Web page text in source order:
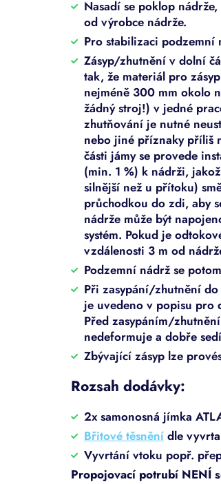
Nasadí se poklop
od výrobce nádrže.
Pro stabilizaci
Zásyp/zhutnění v dolní
tak, že materiál pro
nejméně 300 mm okolo
žádný stroj!) v jedné
zhutňování je nutné
nebo jiné příznaky příliš
části jámy se provede
(min. 1 %) k nádrži,
silnější než u přítoku)
průchodkou do zdi, aby
nádrže může být
systém. Pokud je
vzdálenosti 3 m od
Podzemní nádrž se
Při zasypání/zhutnění
je uvedeno v popisu pro
Před zasypáním/
nedeformuje a dobře
Zbývající zásyp lze
Rozsah dodávky:
2x samonosná jímka
Břitové těsnění dle
Vyvrtání vtoku popř.
Propojovací potrubí NENÍ